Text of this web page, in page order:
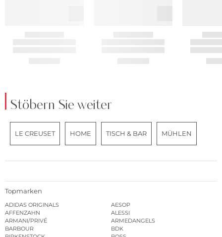
Stöbern Sie weiter
LE CREUSET HOME TISCH & BAR MÜHLEN
Topmarken
ADIDAS ORIGINALS
AESOP
AFFENZAHN
ALESSI
ARMANI/PRIVÉ
ARMEDANGELS
BARBOUR
BDK